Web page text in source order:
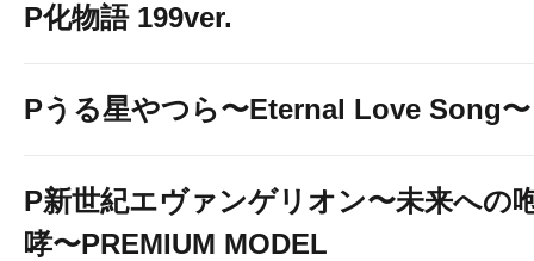
P化物語 199ver.
Pうる星やつら〜Eternal Love Song〜
P新世紀エヴァンゲリオン〜未来への
哮〜PREMIUM MODEL